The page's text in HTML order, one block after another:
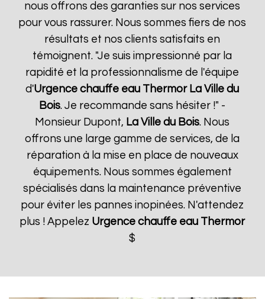
nous offrons des garanties sur nos services
pour vous rassurer. Nous sommes fiers de nos
résultats et nos clients satisfaits en
témoignent. "Je suis impressionné par la
rapidité et la professionnalisme de l'équipe
d'Urgence chauffe eau Thermor La Ville du
Bois. Je recommande sans hésiter !" -
Monsieur Dupont, La Ville du Bois. Nous
offrons une large gamme de services, de la
réparation à la mise en place de nouveaux
équipements. Nous sommes également
spécialisés dans la maintenance préventive
pour éviter les pannes inopinées. N'attendez
plus ! Appelez Urgence chauffe eau Thermor
$